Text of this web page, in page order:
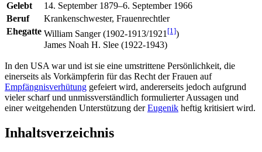
Gelebt
14. September 1879–6. September 1966
Beruf
Krankenschwester, Frauenrechtler
Ehegatte William Sanger (1902-1913/1921[1])
James Noah H. Slee (1922-1943)
In den USA war und ist sie eine umstrittene Persönlichkeit, die
einerseits als Vorkämpferin für das Recht der Frauen auf
Empfängnisverhütung gefeiert wird, andererseits jedoch aufgrund
vieler scharf und unmissverständlich formulierter Aussagen und
einer weitgehenden Unterstützung derEugenik heftig kritisiert wird.
Inhaltsverzeichnis